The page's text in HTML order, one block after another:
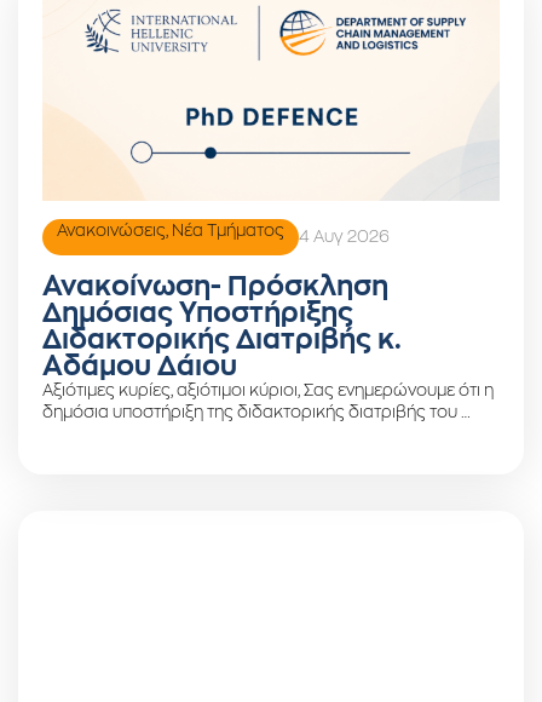
Ανακοινώσεις Νέα Τμήματος 4 Αυγ 2026
Ανακοίνωση- Πρόσκληση
Δημόσιας Υποστήριξης
Διδακτορικής Διατριβής κ.
Αδάμου Δάιου
Αξιότιμες κυρίες, αξιότιμοι κύριοι, Σας ενημερώνουμε ότι η
δημόσια υποστήριξη της διδακτορικής διατριβής του …